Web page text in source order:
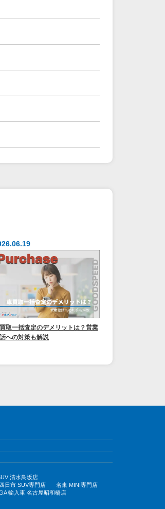
取一括査定のデメリットは？営業
への対策も解説
清水鳥坂店
四日市 SUV専門店
名東 MINI専門店
輸入車 名古屋昭和橋店